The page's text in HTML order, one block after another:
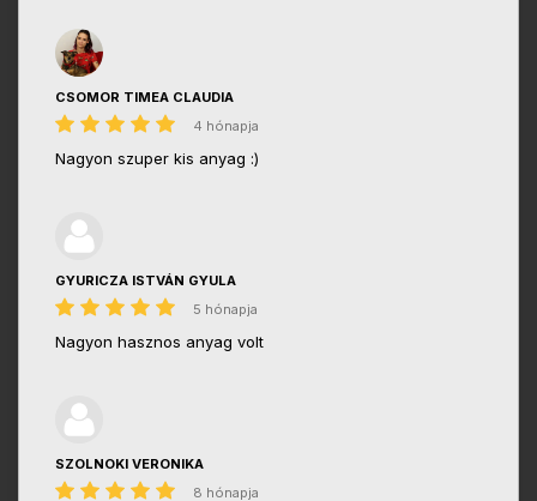
CSOMOR TIMEA CLAUDIA
4 hónapja
Nagyon szuper kis anyag :)
GYURICZA ISTVÁN GYULA
5 hónapja
Nagyon hasznos anyag volt
SZOLNOKI VERONIKA
8 hónapja